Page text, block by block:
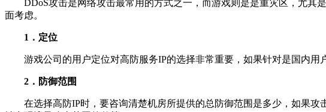
DDoS攻击是网络攻击最常用的方式之一，而游戏则是是重灾区，尤其
面考虑。
1．定位
游戏公司的用户定位对高防服务IP的选择非常重要，如果针对是国内用
2．防御范围
在选择高防IP时，要咨询清楚机房所提供的总防御范围是多少，如果攻